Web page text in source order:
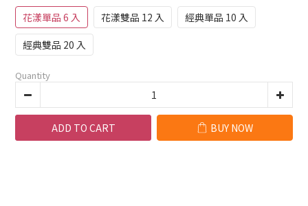
花漾單品 6 入 花漾雙品 12 入
經典單品 10 入
經典雙品 20 入
Quantity
ADD TO CART BUY NOW